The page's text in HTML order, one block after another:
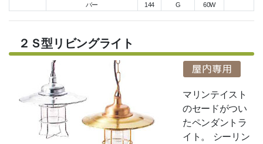
バー
144
G
60W
２Ｓ型リビングライト
マリンテイスト
のセードがつい
たペンダントラ
イト。 シーリン